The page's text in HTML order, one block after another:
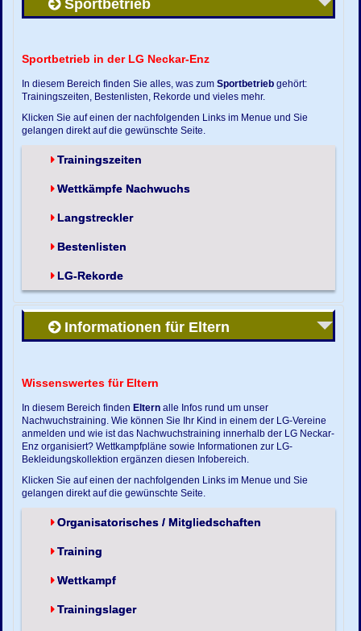
Sportbetrieb
Sportbetrieb in der LG Neckar-Enz
In diesem Bereich finden Sie alles, was zumSportbetrieb gehört:
Trainingszeiten, Bestenlisten, Rekorde und vieles mehr.
Klicken Sie auf einen der nachfolgenden Links im Menue und Sie
gelangen direkt auf die gewünschte Seite.
Trainingszeiten
Wettkämpfe Nachwuchs
Langstreckler
Bestenlisten
LG-Rekorde
Informationen für Eltern
Wissenswertes für Eltern
In diesem Bereich finden Eltern alle Infos rund um unser
Nachwuchstraining. Wie können Sie Ihr Kind in einem der LG-Vereine
anmelden und wie ist das Nachwuchstraining innerhalb der LG Neckar-
Enz organisiert? Wettkampfpläne sowie Informationen zur LG-
Bekleidungskollektion ergänzen diesen Infobereich.
Klicken Sie auf einen der nachfolgenden Links im Menue und Sie
gelangen direkt auf die gewünschte Seite.
Organisatorisches / Mitgliedschaften
Training
Wettkampf
Trainingslager